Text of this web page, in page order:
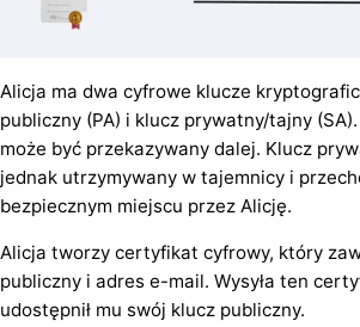
Alicja ma dwa cyfrowe klucze
publiczny (PA) i klucz prywatny/tajny
może być przekazywany dalej. Klucz
jednak utrzymywany w tajemnicy i
bezpiecznym miejscu przez Alicję.
Alicja tworzy certyfikat cyfrowy, który
publiczny i adres e-mail. Wysyła ten
udostępnił mu swój klucz publiczny.